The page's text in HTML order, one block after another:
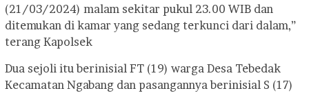
(21/03/2024) malam sekitar pukul 23.00 WIB dan
ditemukan di kamar yang sedang terkunci dari dalam,”
terang Kapolsek
Dua sejoli itu berinisial FT (19) warga Desa Tebedak
Kecamatan Ngabang dan pasangannya berinisial S (17)